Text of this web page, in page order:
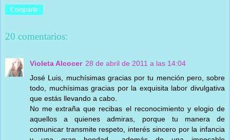
Compartir
20 comentarios:
Violeta Alcocer 28 de abril de 2011 a las 14:04
José Luis, muchísimas gracias por tu mención pero, sobre
todo, muchísimas gracias por la exquisita labor divulgativa
que estás llevando a cabo.
No me extraña que recibas el reconocimiento y elogio de
aquellos a quienes admiras, porque tu manera de
comunicar transmite respeto, interés sincero por la infancia